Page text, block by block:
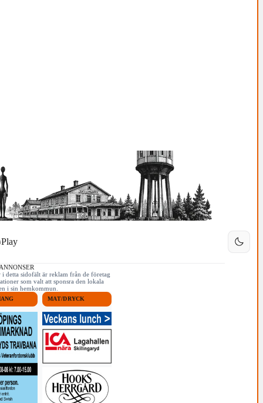
Play
i detta sidofält är reklam från de företag
som valt att sponsra den lokala
i sin hemkommun.
MAT/DRYCK